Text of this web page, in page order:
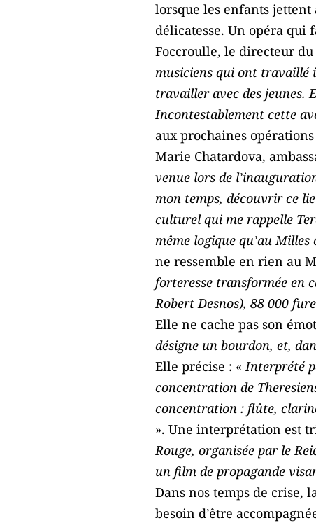
lorsque les enfants jettent
délicatesse. Un opéra qui
Foccroulle, le directeur
musiciens qui ont travaillé
travailler avec des jeunes.
Incontestablement cette
aux prochaines
Marie Chatardova,
venue lors de
mon temps, découvrir ce
culturel qui me rappelle
même logique qu’au
ne ressemble en rien au
forteresse transformée en
Robert Desnos), 88 000
Elle ne cache pas son
désigne un bourdon, et,
Elle précise : «Interprété
concentration de
concentration : flûte,
». Une interprétation est
Rouge, organisée par le
un film de propagande
Dans nos temps de crise,
besoin d’être